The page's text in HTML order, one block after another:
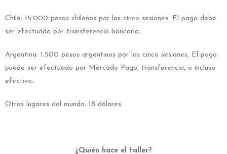
Chile: 15.000 pesos chilenos por las cinco sesiones. El pago debe
ser efectuado por transferencia bancaria.
Argentina: 1.500 pesos argentinos por las cinco sesiones. El pago
puede ser efectuado por Mercado Pago, transferencia, o incluso
efectivo.
Otros lugares del mundo: 18 dólares.
¿Quién hace el taller?